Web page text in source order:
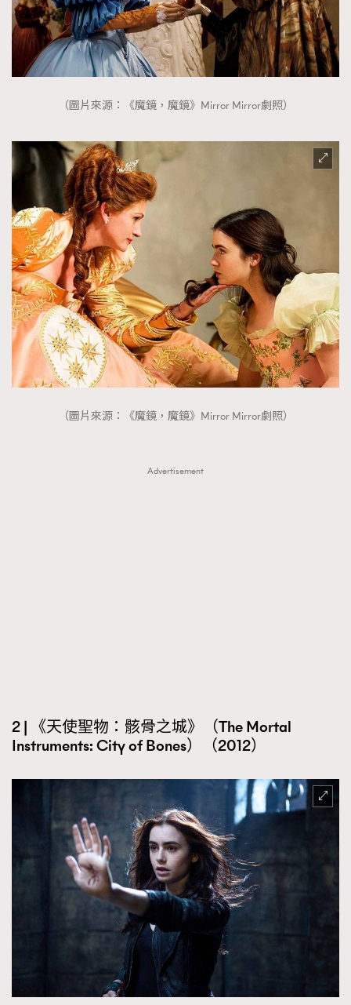
（圖片來源：《魔鏡，魔鏡》Mirror Mirror劇照）
（圖片來源：《魔鏡，魔鏡》Mirror Mirror劇照）
Advertisement
2 | 《天使聖物：骸骨之城》（The Mortal
Instruments: City of Bones）（2012）